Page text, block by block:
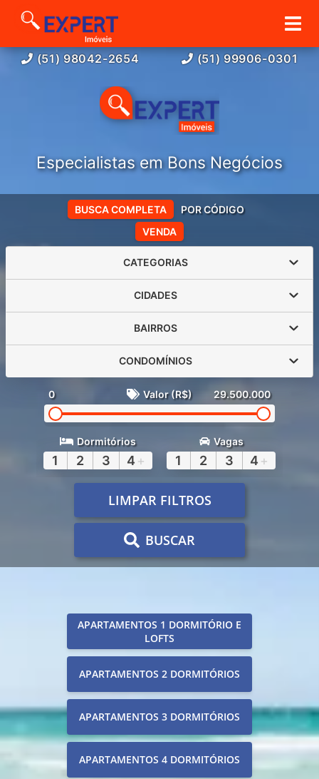
(51) 98042-2654 (51) 99906-0301
Especialistas em Bons Negócios
VENDA
BUSCA COMPLETA POR CÓDIGO
CATEGORIAS
CIDADES
BAIRROS
CONDOMÍNIOS
0 Valor (R$) 29.500.000
Dormitórios
1 2 3 4 +
Vagas
1 2 3 4 +
LIMPAR FILTROS
BUSCAR
APARTAMENTOS 1 DORMITÓRIO E
LOFTS
APARTAMENTOS 2 DORMITÓRIOS
APARTAMENTOS 3 DORMITÓRIOS
APARTAMENTOS 4 DORMITÓRIOS